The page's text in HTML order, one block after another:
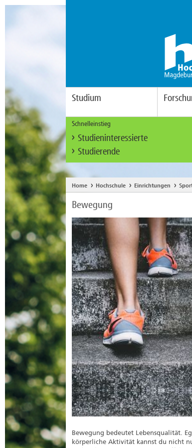
Studium
Schnelleinstieg
Studieninteressierte
Studierende
Home Hochschule Einrichtungen
Bewegung
Bewegung bedeutet Lebensqualität.
körperliche Aktivität kannst du nicht